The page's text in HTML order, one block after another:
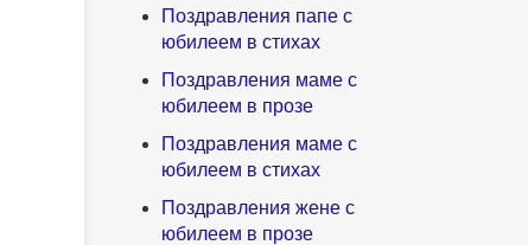
Поздравления папе с
юбилеем в стихах
Поздравления маме с
юбилеем в прозе
Поздравления маме с
юбилеем в стихах
Поздравления жене с
юбилеем в прозе